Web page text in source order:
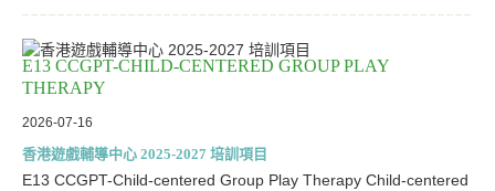
E13 CCGPT-CHILD-CENTERED GROUP PLAY
THERAPY
2026-07-16
香港遊戲輔導中心 2025-2027 培訓項目
E13 CCGPT-Child-centered Group Play Therapy Child-centered